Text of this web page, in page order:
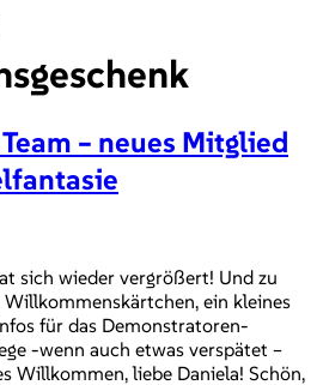
– neues Mitglied
sich wieder vergrößert! Und zu
ein kleines
für das Demonstratoren-
-wenn auch etwas verspätet –
Willkommen, liebe Daniela! Schön,